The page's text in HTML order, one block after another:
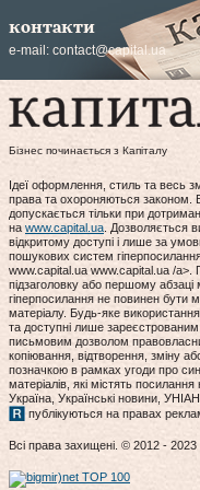
контакти
e-mail: contact@capital.ua
Бізнес починається з Капіталу
Ідеї оформлення, стиль та весь
права та охороняються законом.
допускається тільки при
на www.capital.ua. Дозволяється
відкритому доступі і лише за
пошукових систем
www.capital.ua www.capital.ua /a>.
підзаголовку або першому
гіперпосилання не повинен
матеріалу. Будь-яке
та доступні лише
письмовим дозволом
копіювання, відтворення, зміну
позначкою в рамках угоди про
матеріалів, які містять
Україна, Українські новини,
публікуються на правах
Всі права захищені. © 2012 - 2023